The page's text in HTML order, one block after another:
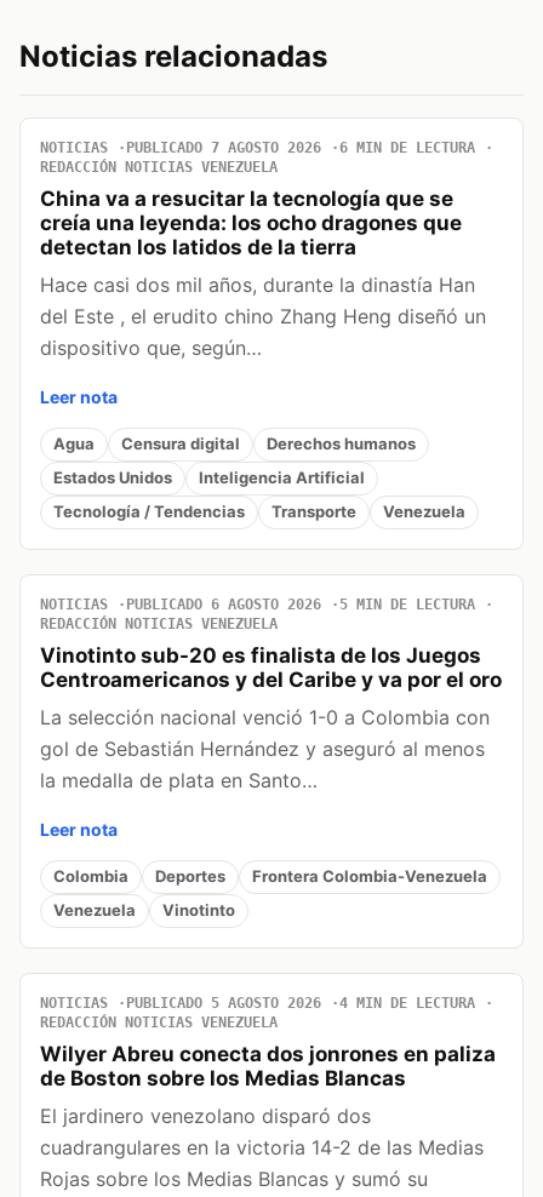
Noticias relacionadas
NOTICIAS PUBLICADO 7 AGOSTO 2026
6 MIN DE LECTURA
REDACCIÓN NOTICIAS VENEZUELA
China va a resucitar la tecnología que se
creía una leyenda: los ocho dragones que
detectan los latidos de la tierra
Hace casi dos mil años, durante la dinastía Han
del Este , el erudito chino Zhang Heng diseñó un
dispositivo que, según…
Leer nota
Agua Censura digital
Derechos humanos
Estados Unidos
Inteligencia Artificial
Tecnología / Tendencias
Transporte Venezuela
NOTICIAS PUBLICADO 6 AGOSTO 2026
5 MIN DE LECTURA
REDACCIÓN NOTICIAS VENEZUELA
Vinotinto sub-20 es finalista de los Juegos
Centroamericanos y del Caribe y va por el oro
La selección nacional venció 1-0 a Colombia con
gol de Sebastián Hernández y aseguró al menos
la medalla de plata en Santo…
Leer nota
Colombia Deportes
Frontera Colombia-Venezuela
Venezuela
Vinotinto
NOTICIAS PUBLICADO 5 AGOSTO 2026
4 MIN DE LECTURA
REDACCIÓN NOTICIAS VENEZUELA
Wilyer Abreu conecta dos jonrones en paliza
de Boston sobre los Medias Blancas
El jardinero venezolano disparó dos
cuadrangulares en la victoria 14-2 de las Medias
Rojas sobre los Medias Blancas y sumó su